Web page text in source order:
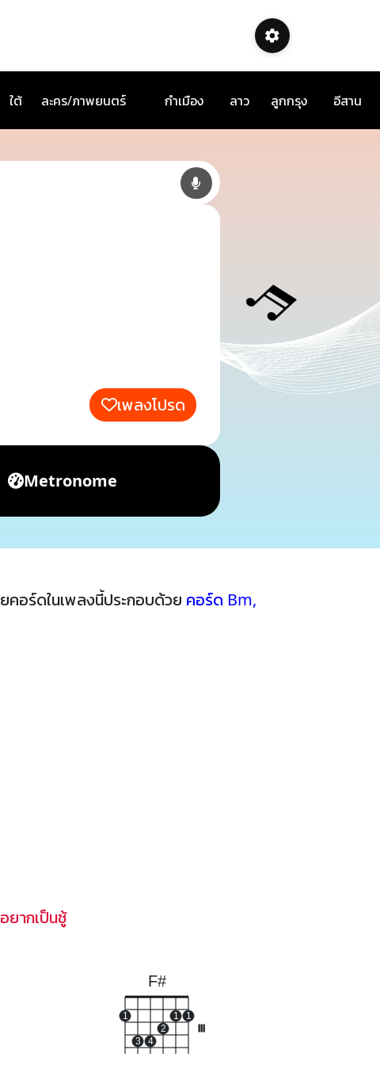
ใต้ ละคร/ภาพยนตร์ กำเมือง ลาว ลูกกรุง อีสาน
เพลงโปรด
Metronome
คอร์ดในเพลงนี้ประกอบด้วย คอร์ด Bm,
ยากเป็นชู้
F#
1
3 4
2
1 1